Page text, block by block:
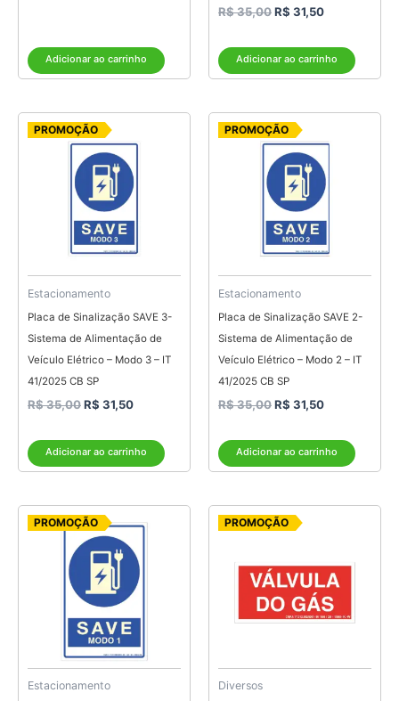
Adicionar ao carrinho
R$35,00R$ 31,50
Adicionar ao carrinho
PROMOÇÃO
Estacionamento
Placa de Sinalização SAVE 3-
Sistema de Alimentação de
Veículo Elétrico – Modo 3 – IT
41/2025 CB SP
R$35,00
O
preço
original
era:
R$ 35,00.
R$ 31,50
atual
R$ 31,50.
Adicionar ao carrinho
PROMOÇÃO
Estacionamento
Placa de Sinalização SAVE 2-
Sistema de Alimentação de
Veículo Elétrico – Modo 2 – IT
41/2025 CB SP
R$35,00
O
preço
original
era:
R$ 35,00.
R$ 31,50
atual
R$ 31,50.
Adicionar ao carrinho
PROMOÇÃO
Estacionamento
O
preço
original
era:
R$ 35,00.
preço
é:
R$ 31,50.
PROMOÇÃO
Diversos
O
preço
R$ 14,20.
R$ 12,00.